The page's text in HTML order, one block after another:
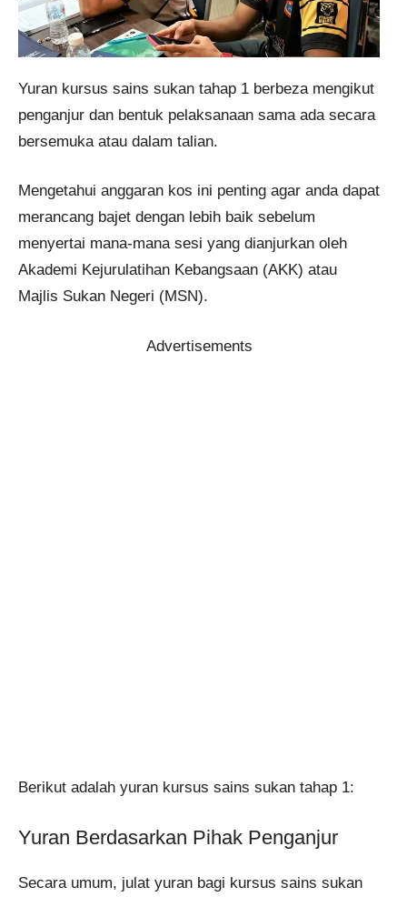
Yuran kursus sains sukan tahap 1 berbeza mengikut
penganjur dan bentuk pelaksanaan sama ada secara
bersemuka atau dalam talian.
Mengetahui anggaran kos ini penting agar anda dapat
merancang bajet dengan lebih baik sebelum
menyertai mana-mana sesi yang dianjurkan oleh
Akademi Kejurulatihan Kebangsaan (AKK) atau
Majlis Sukan Negeri (MSN).
Advertisements
Berikut adalah yuran kursus sains sukan tahap 1:
Yuran Berdasarkan Pihak Penganjur
Secara umum, julat yuran bagi kursus sains sukan